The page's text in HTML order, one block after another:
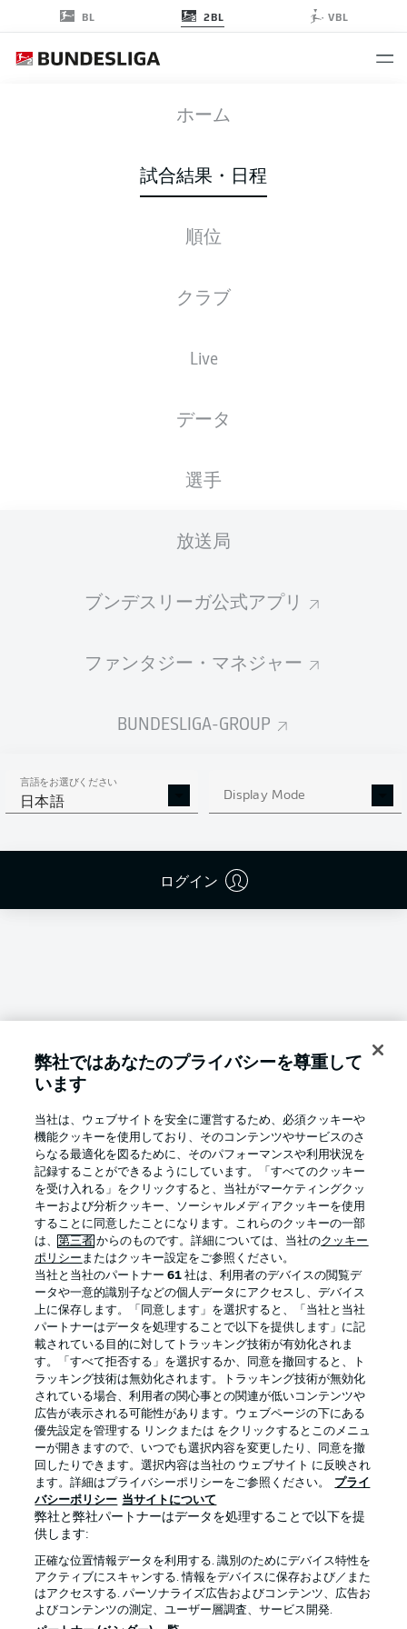
BL 2BL VBL
ホーム
試合結果・日程
順位
クラブ
Live
データ
選手
放送局
ブンデスリーガ公式アプリ
ファンタジー・マネジャー
BUNDESLIGA-GROUP
言語をお選びください
日本語 Display Mode
ログイン
OSN BOC
スターティングメンバー
金, 05.02.2027 - 日, 07.02.2027
広告
Welcome along and thanks for joining us for build-up
Football as it's meant to be
BUNDESLIGA APP
Official Partners
プライバシー・ポリシー 優先設定を管理する
弊社ではあなたのプライバシーを尊重して
います
当社は、ウェブサイトを安全に運営するため、必須クッキーや
機能クッキーを使用しており、そのコンテンツやサービスのさ
らなる最適化を図るために、そのパフォーマンスや利用状況を
記録することができるようにしています。「すべてのクッキー
を受け入れる」をクリックすると、当社がマーケティングクッ
キーおよび分析クッキー、ソーシャルメディアクッキーを使用
することに同意したことになります。これらのクッキーの一部
は、第三者 からのものです。詳細については、当社のクッキー
ポリシー またはクッキー設定をご参照ください。
当社と当社のパートナー61 社は、利用者のデバイスの閲覧デ
ータや一意的識別子などの個人データにアクセスし、デバイス
上に保存します。「同意します」を選択すると、「当社と当社
パートナーはデータを処理することで以下を提供します」に記
載されている目的に対してトラッキング技術が有効化されま
す。「すべて拒否する」を選択するか、同意を撤回すると、ト
ラッキング技術は無効化されます。トラッキング技術が無効化
されている場合、利用者の関心事との関連が低いコンテンツや
広告が表示される可能性があります。ウェブページの下にある
優先設定を管理する リンクまたは をクリックするとこのメニュ
ーが開きますので、いつでも選択内容を変更したり、同意を撤
回したりできます。選択内容は当社の ウェブサイト に反映され
ます。詳細はプライバシーポリシーをご参照ください。
プライ
バシーポリシー 当サイトについて
弊社と弊社パートナーはデータを処理することで以下を提
供します:
正確な位置情報データを利用する. 識別のためにデバイス特性を
アクティブにスキャンする. 情報をデバイスに保存および／また
はアクセスする. パーソナライズ広告およびコンテンツ、広告お
よびコンテンツの測定、ユーザー層調査、サービス開発.